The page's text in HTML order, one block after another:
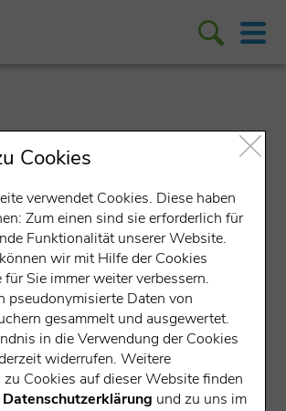
Unternehmen
Rofin GmbH
10, 82205 Gilching (570 m
Cookies
verwendet Cookies. Diese haben
Zum einen sind sie erforderlich für
Funktionalität unserer Website.
wir mit Hilfe der Cookies
für Sie immer weiter verbessern.
pseudonymisierte Daten von
gesammelt und ausgewertet.
in die Verwendung der Cookies
widerrufen. Weitere
Cookies auf dieser Website finden
Datenschutzerklärung und zu uns im